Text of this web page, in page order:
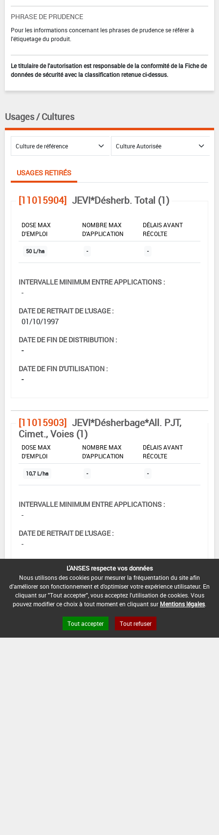
PHRASE DE PRUDENCE
Pour les informations concernant les phrases de prudence se référer à
l'étiquetage du produit.
Le titulaire de l'autorisation est responsable de la conformité de la Fiche de
données de sécurité avec la classification retenue ci-dessus.
Usages / Cultures
USAGES RETIRÉS
[11015904] JEVI*Désherb. Total (1)
DOSE MAX
D'EMPLOI
NOMBRE MAX
D'APPLICATION
DÉLAIS AVANT
RÉCOLTE
50 L/ha - -
INTERVALLE MINIMUM ENTRE APPLICATIONS :
-
DATE DE RETRAIT DE L'USAGE :
01/10/1997
DATE DE FIN DE DISTRIBUTION :
-
DATE DE FIN D'UTILISATION :
-
[11015903] JEVI*Désherbage*All. PJT,
Cimet., Voies (1)
DOSE MAX
D'EMPLOI
NOMBRE MAX
D'APPLICATION
DÉLAIS AVANT
RÉCOLTE
10,7 L/ha - -
INTERVALLE MINIMUM ENTRE APPLICATIONS :
-
DATE DE RETRAIT DE L'USAGE :
-
DATE DE FIN DE DISTRIBUTION :
DATE DE FIN D'UTILISATION :
13/12/2008
L'ANSES respecte vos données
Nous utilisons des cookies pour mesurer la fréquentation du site afin
d'améliorer son fonctionnement et d'optimiser votre expérience utilisateur. En
cliquant sur "Tout accepter", vous acceptez l'utilisation de cookies. Vous
pouvez modifier ce choix à tout moment en cliquant sur Mentions légales
Tout accepter Tout refuser